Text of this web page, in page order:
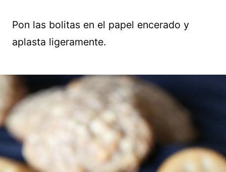
Pon las bolitas en el papel encerado y
aplasta ligeramente.